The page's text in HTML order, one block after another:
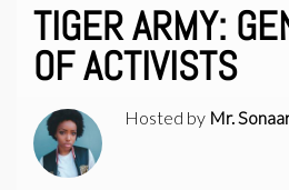
TIGER ARMY:
OF ACTIVISTS
Hosted by Mr.